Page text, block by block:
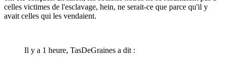
celles victimes de l'esclavage, hein, ne serait-ce que parce qu'il y
avait celles qui les vendaient.
Il y a 1 heure, TasDeGraines a dit :